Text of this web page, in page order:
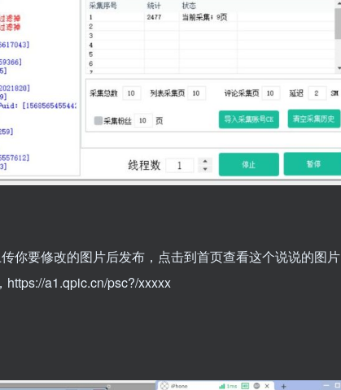
你要修改的图片后发布，点击到首页查看这个说说的图片
a1.qpic.cn/psc?/xxxxx